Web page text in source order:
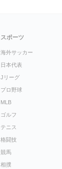
スポーツ
海外サッカー
日本代表
Jリーグ
プロ野球
MLB
ゴルフ
テニス
格闘技
競馬
相撲